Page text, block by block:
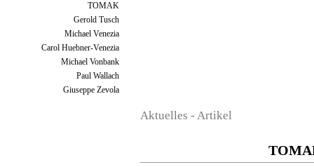
TOMAK
Gerold Tusch
Michael Venezia
Carol Huebner-Venezia
Michael Vonbank
Paul Wallach
Giuseppe Zevola
Aktuelles - Artikel